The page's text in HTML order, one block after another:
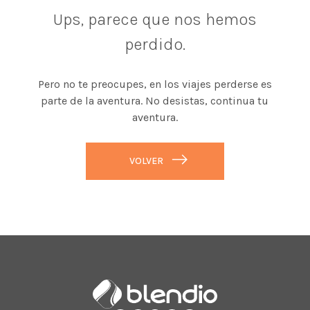
Ups, parece que nos hemos
perdido.
Pero no te preocupes, en los viajes perderse es
parte de la aventura. No desistas, continua tu
aventura.
VOLVER